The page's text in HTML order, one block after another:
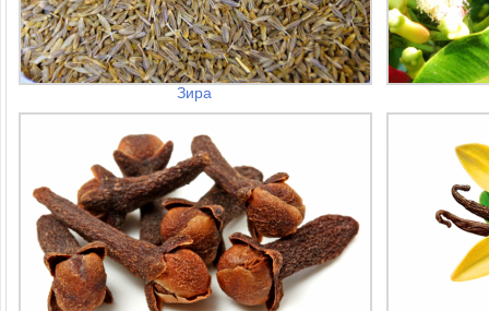
Зира